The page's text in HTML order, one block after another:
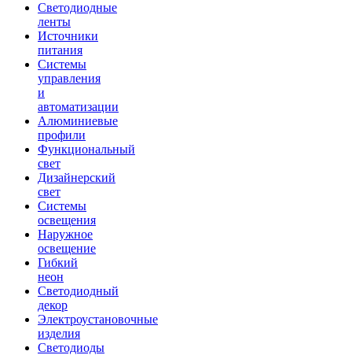
Светодиодные
ленты
Источники
питания
Системы
управления
и
автоматизации
Алюминиевые
профили
Функциональный
свет
Дизайнерский
свет
Системы
освещения
Наружное
освещение
Гибкий
неон
Светодиодный
декор
Электроустановочные
изделия
Светодиоды